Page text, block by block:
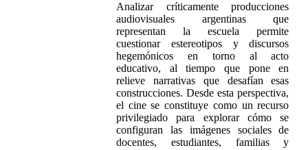
Analizar críticamente producciones
audiovisuales argentinas que
representan la escuela permite
cuestionar estereotipos y discursos
hegemónicos en torno al acto
educativo, al tiempo que pone en
relieve narrativas que desafían esas
construcciones. Desde esta perspectiva,
el cine se constituye como un recurso
privilegiado para explorar cómo se
configuran las imágenes sociales de
docentes, estudiantes, familias y